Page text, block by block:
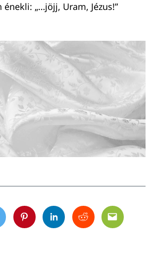
„…jöjj, Uram, Jézus!”
PinterestLinkedinRedditEmail